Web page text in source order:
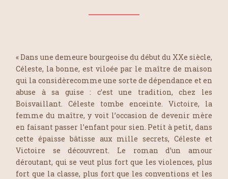
« Dans une demeure bourgeoise du début du XXe siècle,
Céleste, la bonne, est viloée par le maître de maison
qui la considèrecomme une sorte de dépendance et en
abuse à sa guise : c’est une tradition, chez les
Boisvaillant. Céleste tombe enceinte. Victoire, la
femme du maître, y voit l’occasion de devenir mère
en faisant passer l’enfant pour sien. Petit à petit, dans
cette épaisse bâtisse aux mille secrets, Céleste et
Victoire se découvrent. Le roman d’un amour
déroutant, qui se veut plus fort que les violences, plus
fort que la classe, plus fort que les conventions et les